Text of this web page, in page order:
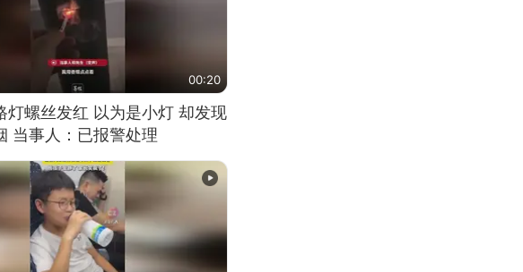
00:20
灯螺丝发红 以为是小灯 却发现
当事人：已报警处理